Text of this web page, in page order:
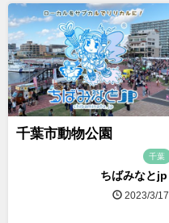
千葉市動物公園
千葉
ちばみなとjp
2023/3/17